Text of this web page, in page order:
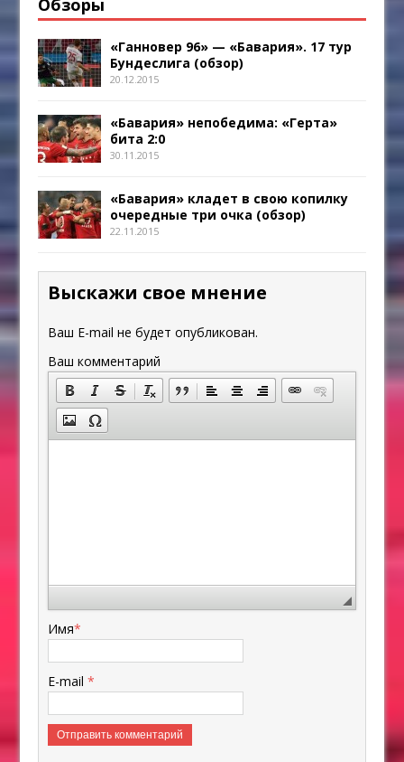
«Ганновер 96» — «Бавария». 17 тур
Бундеслига (обзор)
20.12.2015
«Бавария» непобедима: «Герта»
бита 2:0
30.11.2015
«Бавария» кладет в свою копилку
очередные три очка (обзор)
22.11.2015
Выскажи свое мнение
Ваш E-mail не будет опубликован.
Ваш комментарий
Имя*
E-mail*